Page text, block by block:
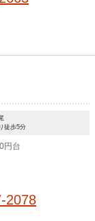
徒歩5分
円台
2078